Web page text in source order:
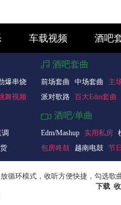
车载视频 酒吧
爆串烧
舞视频
酒吧套曲
前场套曲 中场套曲 主
派对歌路 百大Edm套曲
酒吧/单曲
Edm/Mashup 实用私房
包房咚鼓
越南电鼓 节
循环模式，收听方便快捷，勾选歌
下载